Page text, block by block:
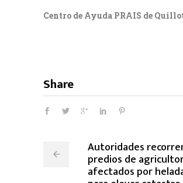
Centro de Ayuda PRAIS de
Share
Autoridades
predios de
afectados por